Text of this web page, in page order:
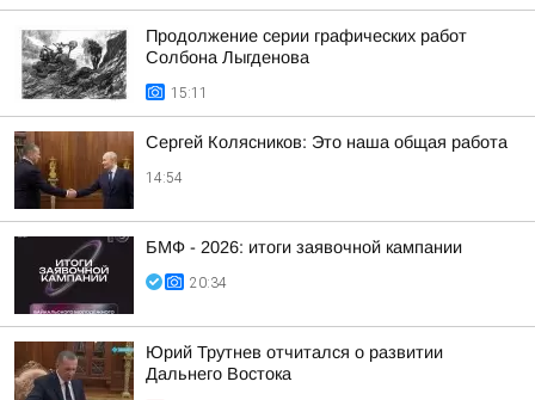
Продолжение серии графических работ
Солбона Лыгденова
15:11
Сергей Колясников: Это наша общая работа
14:54
БМФ - 2026: итоги заявочной кампании
20:34
Юрий Трутнев отчитался о развитии
Дальнего Востока